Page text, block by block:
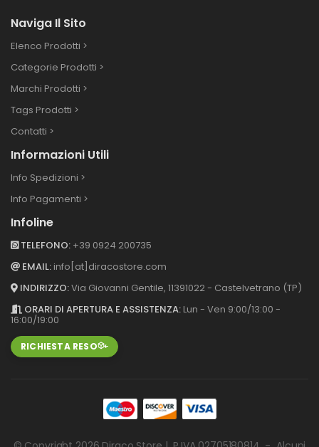
Naviga Il Sito
Elenco Prodotti >
Categorie Prodotti >
Marchi Prodotti >
Tags Prodotti >
Contatti >
Informazioni Utili
Info Spedizioni >
Info Pagamenti >
Infoline
TELEFONO: +39 0924 200735
EMAIL: info[at]diracostore.com
INDIRIZZO:Via Giovanni Gentile, 11391022 - Castelvetrano (TP)
ORARI DI APERTURA E ASSISTENZA: Lun - Ven 9:00/13:00 -
16:00/19:00
RICHIESTA RESO